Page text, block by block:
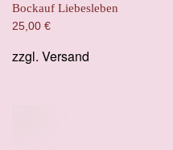
Bockauf Liebesleben
25,00 €
zzgl. Versand